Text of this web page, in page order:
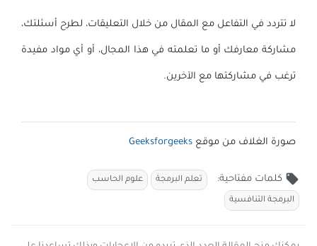
لا تتردد في التفاعل مع المقال من خلال التعليقات، لطرح أسئلتك،
مشاركة معارفك أو ما تعلمته في هذا المجال، أو أي مواد مفيدة
ترغب في مشاركتها مع الآخرين.
صورة الغلاف من موقع Geeksforgeeks
local_offer كلمات مفتاحية: تعلم البرمجة علوم الحاسب
البرمجة التنافسية